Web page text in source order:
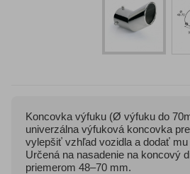
Koncovka výfuku (Ø výfuku do
univerzálna výfuková koncovka
vylepšiť vzhľad vozidla a dodať mu
Určená na nasadenie na koncový
priemerom 48–70 mm.